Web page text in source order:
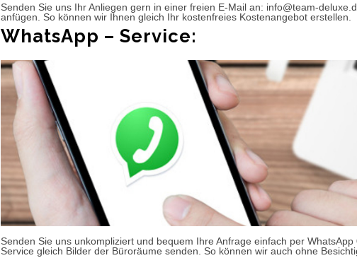
Senden Sie uns Ihr Anliegen gern in einer freien E-Mail an: info@team-
anfügen. So können wir Ihnen gleich Ihr kostenfreies Kostenangebot erstellen.
WhatsApp – Service:
Senden Sie uns unkompliziert und bequem Ihre Anfrage einfach per
Service gleich Bilder der Büroräume senden. So können wir auch ohne